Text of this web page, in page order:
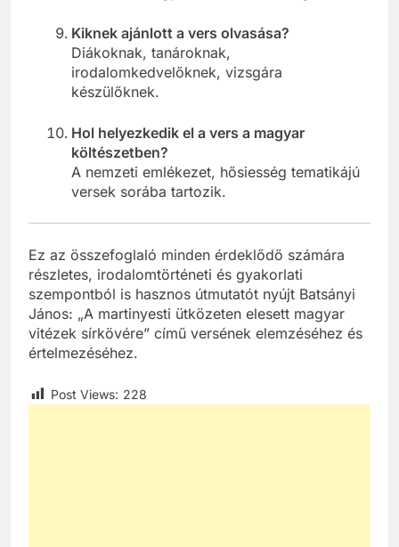
Kiknek ajánlott a vers olvasása?
Diákoknak, tanároknak,
irodalomkedvelőknek, vizsgára
készülőknek.
Hol helyezkedik el a vers a magyar
költészetben?
A nemzeti emlékezet, hősiesség tematikájú
versek sorába tartozik.
Ez az összefoglaló minden érdeklődő számára
részletes, irodalomtörténeti és gyakorlati
szempontból is hasznos útmutatót nyújt Batsányi
János: „A martinyesti ütközeten elesett magyar
vitézek sírkövére” című versének elemzéséhez és
értelmezéséhez.
Post Views: 228